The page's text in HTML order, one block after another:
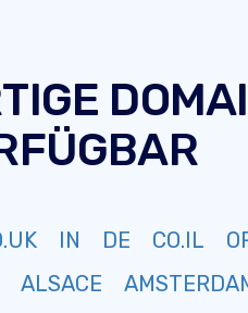
IN DE CO.IL
ALSACE